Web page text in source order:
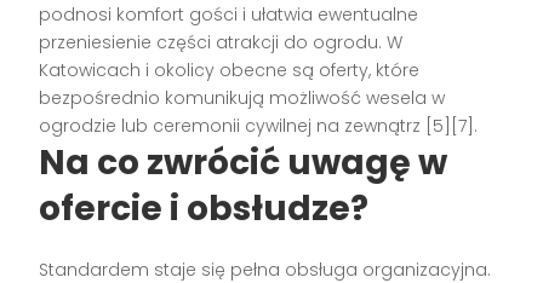
podnosi komfort gości i ułatwia ewentualne
przeniesienie części atrakcji do ogrodu. W
Katowicach i okolicy obecne są oferty, które
bezpośrednio komunikują możliwość wesela w
ogrodzie lub ceremonii cywilnej na zewnątrz [5][7].
Na co zwrócić uwagę w
ofercie i obsłudze?
Standardem staje się pełna obsługa organizacyjna.